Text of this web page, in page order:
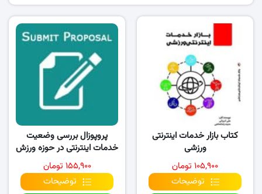
کتاب بازار خدمات اینترنتی
ورزشی
۱۰۵,۹۰۰ تومان
توضیحات
پروپوزال بررسی وضعیت
خدمات اینترنتی در حوزه ورزش
از دیدگاه
۱۵۵,۹۰۰ تومان
توضیحات